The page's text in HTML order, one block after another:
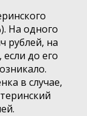
На одного
рублей, на
до его
в случае,